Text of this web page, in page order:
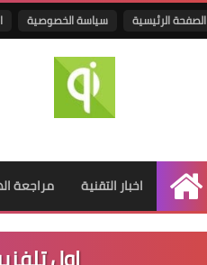
الصفحة الرئيسية سياسة الخصوصية
الرئيسية
اخبار التقنية مراجعة